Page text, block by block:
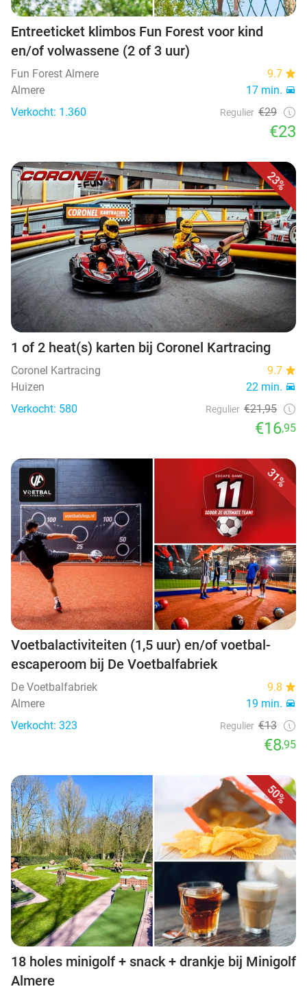
Entreeticket klimbos Fun Forest voor kind
en/of volwassene (2 of 3 uur)
Fun Forest Almere
9.7
Almere
17 min.
Verkocht: 1.360
Regulier €29
€23
23%
1 of 2 heat(s) karten bij Coronel Kartracing
Coronel Kartracing
9.7
Huizen
22 min.
Verkocht: 580
Regulier €21,95
€16,95
31%
Voetbalactiviteiten (1,5 uur) en/of voetbal-
escaperoom bij De Voetbalfabriek
De Voetbalfabriek
9.8
Almere
19 min.
Verkocht: 323
Regulier €13
€8,95
50%
18 holes minigolf + snack + drankje bij Minigolf
Almere